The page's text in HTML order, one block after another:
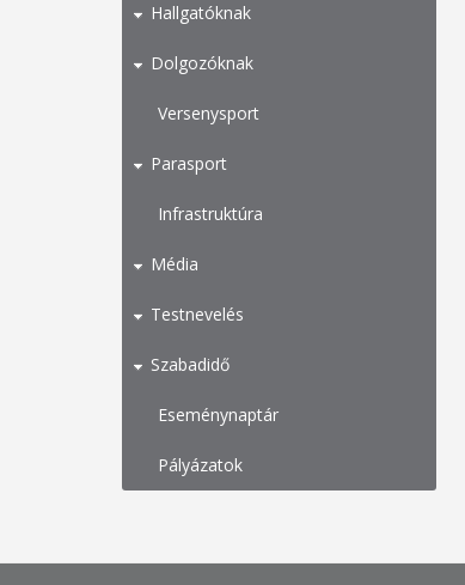
Hallgatóknak
Dolgozóknak
Versenysport
Parasport
Infrastruktúra
Média
Testnevelés
Szabadidő
Eseménynaptár
Pályázatok